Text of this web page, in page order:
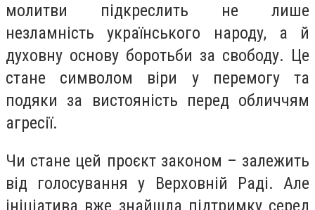
молитви підкреслить не лише
незламність українського народу, а й
духовну основу боротьби за свободу. Це
стане символом віри у перемогу та
подяки за вистояність перед обличчям
агресії.
Чи стане цей проєкт законом – залежить
від голосування у Верховній Раді. Але
ініціатива вже знайшла підтримку серед